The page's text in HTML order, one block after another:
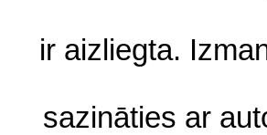
ir aizliegta.
sazināties ar